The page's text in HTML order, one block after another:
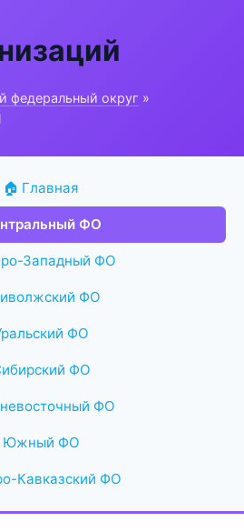
федеральный округ »
🏠 Главная
ФО
Западный ФО
ФО
ФО
ФО
ФО
Южный ФО
Кавказский ФО